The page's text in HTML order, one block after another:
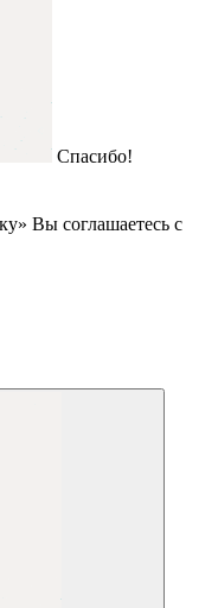
Спасибо!
Вы соглашаетесь с